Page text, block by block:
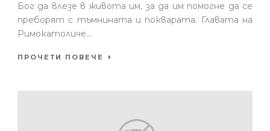
Бог да влезе в живота им, за да им помогне да се
преборят с тъмнината и покварата. Главата на
Римокатоличе...
ПРОЧЕТИ ПОВЕЧЕ